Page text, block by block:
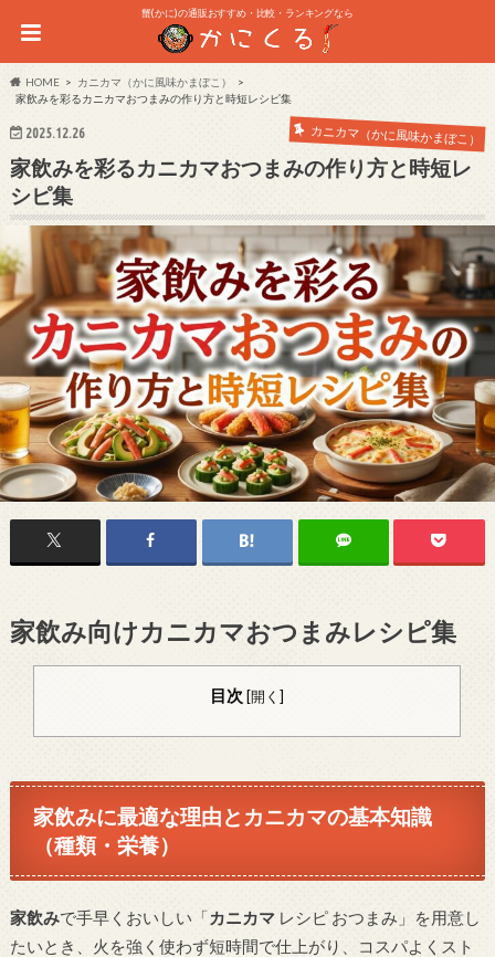
蟹(かに)の通販おすすめ・比較・ランキングなら
HOME
カニカマ（かに風味かまぼこ）
家飲みを彩るカニカマおつまみの作り方と時短レシピ集
2025.12.26 カニカマ（かに風味かまぼこ）
家飲みを彩るカニカマおつまみの作り方と時短レ
シピ集
家飲み向けカニカマおつまみレシピ集
目次 [開く]
家飲みに最適な理由とカニカマの基本知識
（種類・栄養）
家飲みで手早くおいしい「カニカマレシピ おつまみ」を用意し
たいとき、火を強く使わず短時間で仕上がり、コスパよくスト